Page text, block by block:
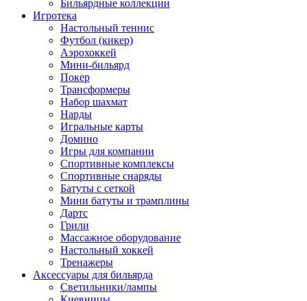
Бильярдные коллекции
Игротека
Настольный теннис
Футбол (кикер)
Аэрохоккей
Мини-бильярд
Покер
Трансформеры
Набор шахмат
Нарды
Игральные карты
Домино
Игры для компании
Спортивные комплексы
Спортивные снаряды
Батуты с сеткой
Мини батуты и трамплины
Дартс
Грили
Массажное оборудование
Настольный хоккей
Тренажеры
Аксессуары для бильярда
Светильники/лампы